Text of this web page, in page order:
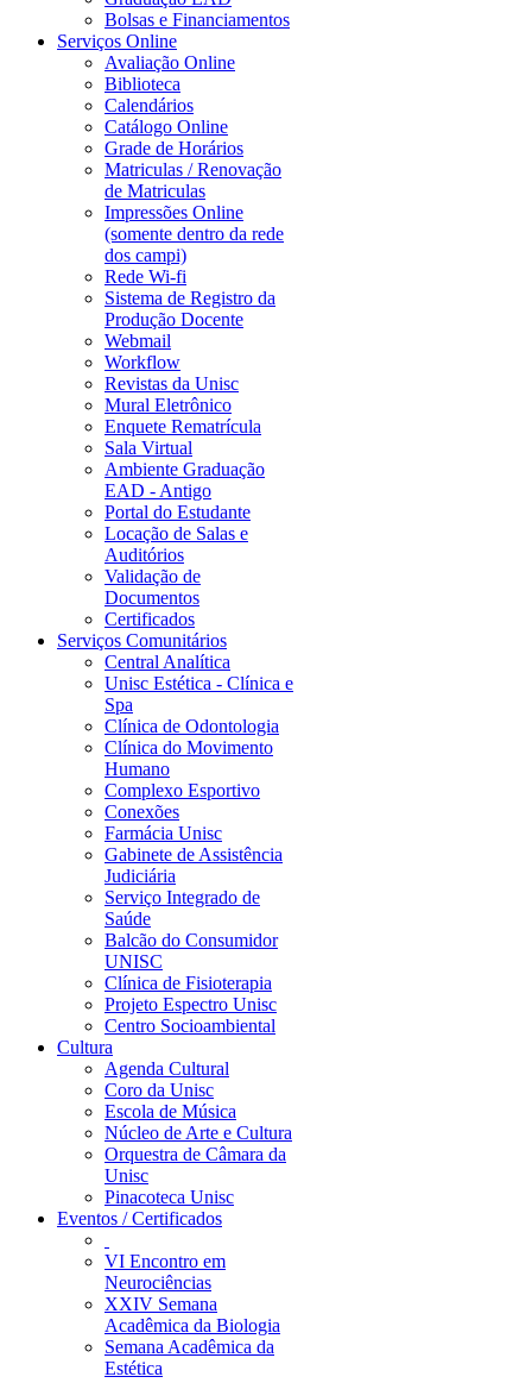
Bolsas e Financiamentos
Serviços Online
Avaliação Online
Biblioteca
Calendários
Catálogo Online
Grade de Horários
Matriculas / Renovação
de Matriculas
Impressões Online
(somente dentro da rede
dos campi)
Rede Wi-fi
Sistema de Registro da
Produção Docente
Webmail
Workflow
Revistas da Unisc
Mural Eletrônico
Enquete Rematrícula
Sala Virtual
Ambiente Graduação
EAD - Antigo
Portal do Estudante
Locação de Salas e
Auditórios
Validação de
Documentos
Certificados
Serviços Comunitários
Central Analítica
Unisc Estética - Clínica e
Spa
Clínica de Odontologia
Clínica do Movimento
Humano
Complexo Esportivo
Conexões
Farmácia Unisc
Gabinete de Assistência
Judiciária
Serviço Integrado de
Saúde
Balcão do Consumidor
UNISC
Clínica de Fisioterapia
Projeto Espectro Unisc
Centro Socioambiental
Cultura
Agenda Cultural
Coro da Unisc
Escola de Música
Núcleo de Arte e Cultura
Orquestra de Câmara da
Unisc
Pinacoteca Unisc
Eventos / Certificados
VI Encontro em
Neurociências
XXIV Semana
Acadêmica da Biologia
Semana Acadêmica da
Estética